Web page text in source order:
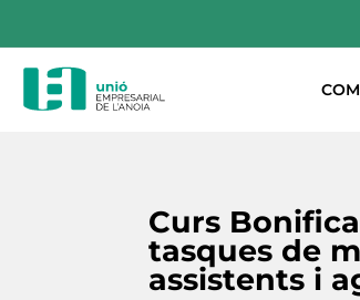
Curs
tasques de
assistents i